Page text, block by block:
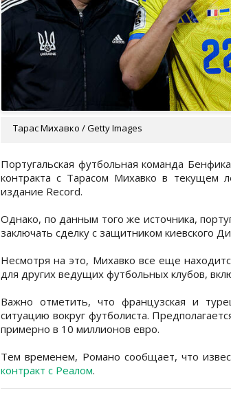
Тарас Михавко / Getty Images
Португальская футбольная команда
контракта с Тарасом Михавко в текущем
издание Record.
Однако, по данным того же источника,
заключать сделку с защитником киевского
Несмотря на это, Михавко все еще
для других ведущих футбольных клубов,
Важно отметить, что французская и
ситуацию вокруг футболиста.
примерно в 10 миллионов евро.
Тем временем, Романо сообщает, что
контракт с Реалом.